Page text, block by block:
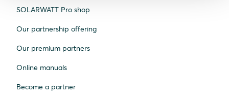
SOLARWATT Pro shop
Our partnership offering
Our premium partners
Online manuals
Become a partner